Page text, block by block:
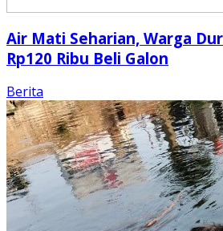
Air Mati Seharian, Warga
Rp120 Ribu Beli Galon
Berita